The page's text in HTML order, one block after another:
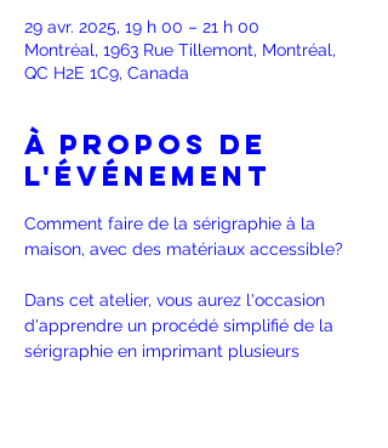
29 avr. 2025, 19 h 00 – 21 h 00
Montréal, 1963 Rue Tillemont, Montréal,
QC H2E 1C9, Canada
À propos de
l'événement
Comment faire de la sérigraphie à la
maison, avec des matériaux accessible?
Dans cet atelier, vous aurez l'occasion
d'apprendre un procédé simplifié de la
sérigraphie en imprimant plusieurs